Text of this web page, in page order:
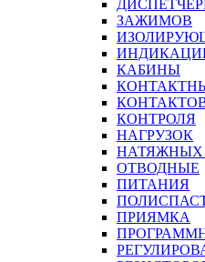
ЗАЖИМОВ
КАБИНЫ
КОНТРОЛЯ
НАГРУЗОК
НАТЯЖНЫХ
ОТВОДНЫЕ
ПИТАНИЯ
ПРИЯМКА